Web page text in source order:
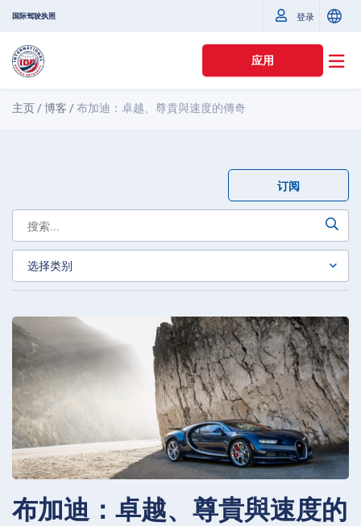
国际驾驶执照 登录
应用
主页 /博客 /布加迪：卓越、尊貴與速度的傳奇
订阅
布加迪：卓越、尊貴與速度的